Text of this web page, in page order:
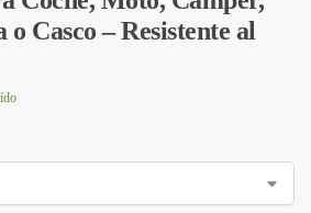
Casco – Resistente al